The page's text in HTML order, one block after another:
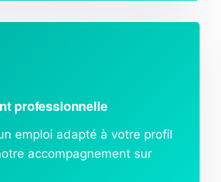
professionnelle
emploi adapté à votre profil
accompagnement sur